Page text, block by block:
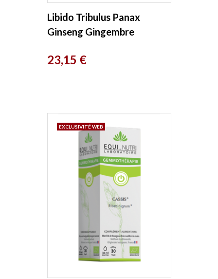
Libido Tribulus Panax
Ginseng Gingembre
Gélules...
Prix
23,15 €
EXCLUSIVITÉ WEB